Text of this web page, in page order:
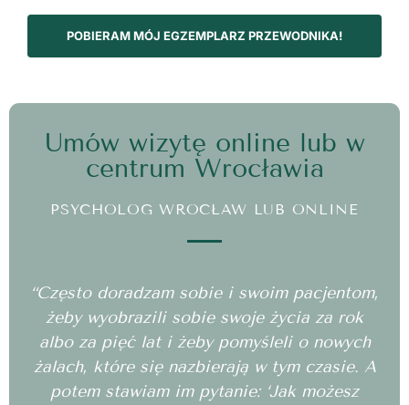
POBIERAM MÓJ EGZEMPLARZ PRZEWODNIKA!
Umów wizytę online lub w
centrum Wrocławia
PSYCHOLOG WROCŁAW LUB ONLINE
“Często doradzam sobie i swoim pacjentom,
żeby wyobrazili sobie swoje życia za rok
albo za pięć lat i żeby pomyśleli o nowych
żalach, które się nazbierają w tym czasie. A
potem stawiam im pytanie: ‘Jak możesz